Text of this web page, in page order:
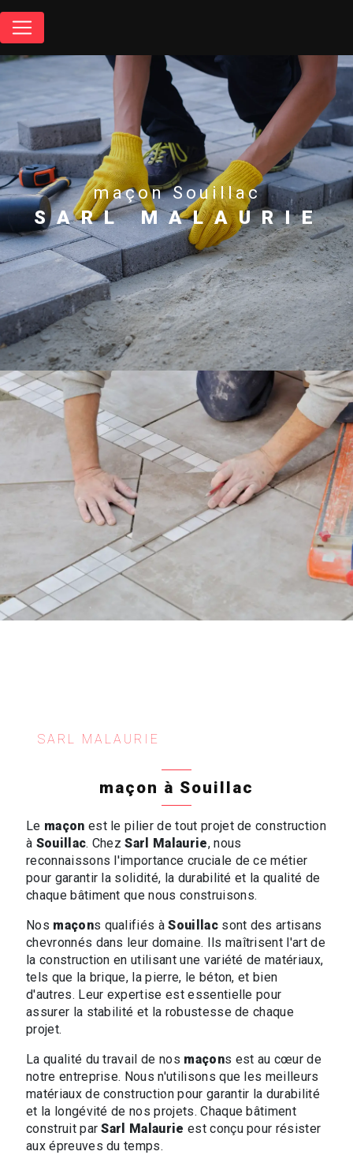
maçon Souillac
SARL MALAURIE
SARL MALAURIE
maçon à Souillac
Le maçon est le pilier de tout projet de construction
à Souillac. ChezSarl Malaurie, nous
reconnaissons l'importance cruciale de ce métier
pour garantir la solidité, la durabilité et la qualité de
chaque bâtiment que nous construisons.
Nos maçons qualifiés àSouillacsont des artisans
chevronnés dans leur domaine. Ils maîtrisent l'art de
la construction en utilisant une variété de matériaux,
tels que la brique, la pierre, le béton, et bien
d'autres. Leur expertise est essentielle pour
assurer la stabilité et la robustesse de chaque
projet.
La qualité du travail de nos maçons est au cœur de
notre entreprise. Nous n'utilisons que les meilleurs
matériaux de construction pour garantir la durabilité
et la longévité de nos projets. Chaque bâtiment
construit parSarl Malaurie est conçu pour résister
aux épreuves du temps.
Panneau de gestion des cookies